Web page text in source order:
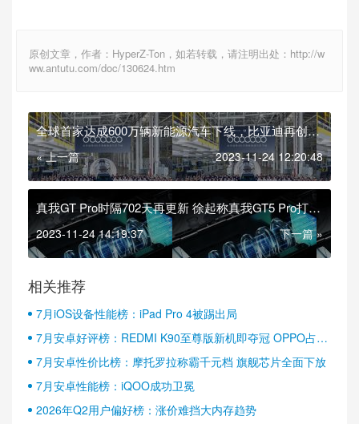
原创文章，作者：HyperZ-Ton，如若转载，请注明出处：http://w
ww.antutu.com/doc/130624.htm
全球首家达成600万辆新能源汽车下线，比亚迪再创纪
录！
« 上一篇 2023-11-24 12:20:48
真我GT Pro时隔702天再更新 徐起称真我GT5 Pro打造
同档新标准
2023-11-24 14:19:37 下一篇 »
相关推荐
7月iOS设备性能榜：iPad Pro 4被踢出局
7月安卓好评榜：REDMI K90至尊版新机即夺冠 OPPO占据
半壁江山
7月安卓性价比榜：摩托罗拉称霸千元档 旗舰芯片全面下放
7月安卓性能榜：iQOO成功卫冕
2026年Q2用户偏好榜：涨价难挡大内存趋势